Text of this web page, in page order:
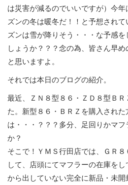
は災害が減るのでいいですが）今
ズンの冬は暖冬だ！！と予想され
ズンは雪が降りそう・・・な予感
しょうか？？？念の為、皆さん早
と思いますよ。
それでは本日のブログの紹介。
最近、ＺＮ８型８６・ＺＤ８型Ｂ
た。新型８６・ＢＲＺを購入され
は・・・？？？多分、足回りかマ
か？
そこで！ＹＭＳ行田店では、ＧＲ
して、店頭にてマフラーの在庫を
から出していない完全に新品・未開